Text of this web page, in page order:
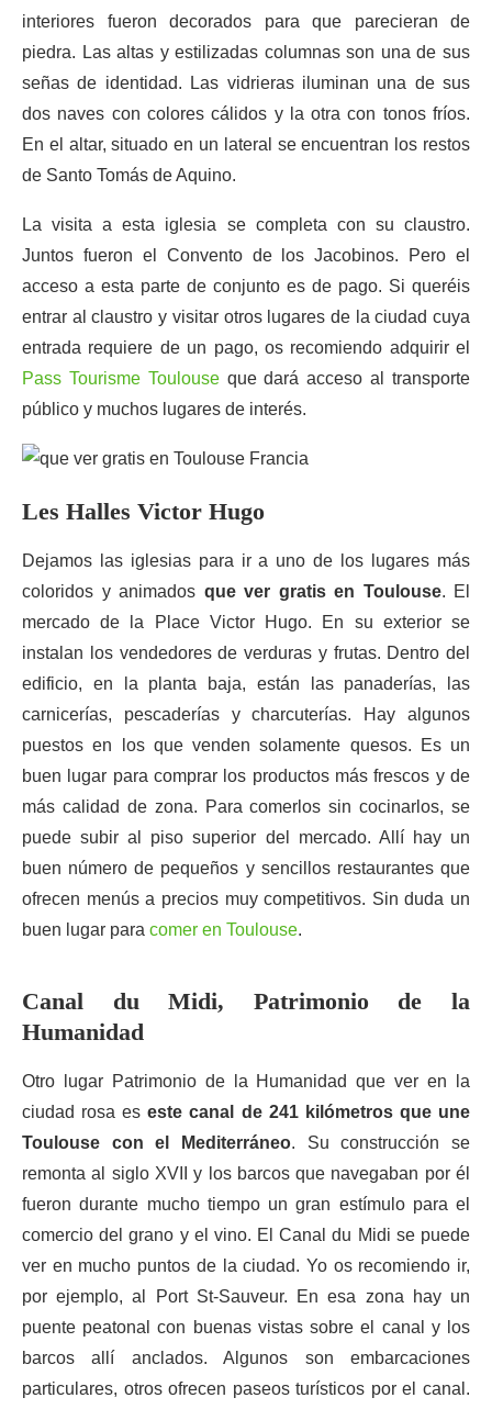
interiores fueron decorados para que parecieran de
piedra. Las altas y estilizadas columnas son una de sus
señas de identidad. Las vidrieras iluminan una de sus
dos naves con colores cálidos y la otra con tonos fríos.
En el altar, situado en un lateral se encuentran los restos
de Santo Tomás de Aquino.
La visita a esta iglesia se completa con su claustro.
Juntos fueron el Convento de los Jacobinos. Pero el
acceso a esta parte de conjunto es de pago. Si queréis
entrar al claustro y visitar otros lugares de la ciudad cuya
entrada requiere de un pago, os recomiendo adquirir el
Pass Tourisme Toulouseque dará acceso al transporte
público y muchos lugares de interés.
Les Halles Victor Hugo
Dejamos las iglesias para ir a uno de los lugares más
coloridos y animados que ver gratis en Toulouse. El
mercado de la Place Victor Hugo. En su exterior se
instalan los vendedores de verduras y frutas. Dentro del
edificio, en la planta baja, están las panaderías, las
carnicerías, pescaderías y charcuterías. Hay algunos
puestos en los que venden solamente quesos. Es un
buen lugar para comprar los productos más frescos y de
más calidad de zona. Para comerlos sin cocinarlos, se
puede subir al piso superior del mercado. Allí hay un
buen número de pequeños y sencillos restaurantes que
ofrecen menús a precios muy competitivos. Sin duda un
buen lugar para comer en Toulouse.
Canal du Midi, Patrimonio de la
Humanidad
Otro lugar Patrimonio de la Humanidad que ver en la
ciudad rosa eseste canal de 241 kilómetros que une
Toulouse con el Mediterráneo. Su construcción se
remonta al siglo XVII y los barcos que navegaban por él
fueron durante mucho tiempo un gran estímulo para el
comercio del grano y el vino. El Canal du Midi se puede
ver en mucho puntos de la ciudad. Yo os recomiendo ir,
por ejemplo, al Port St-Sauveur. En esa zona hay un
puente peatonal con buenas vistas sobre el canal y los
barcos allí anclados. Algunos son embarcaciones
particulares, otros ofrecen paseos turísticos por el canal.